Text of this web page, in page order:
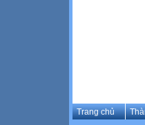
Trang chủ